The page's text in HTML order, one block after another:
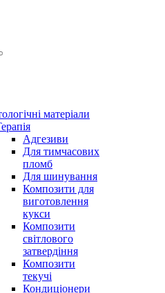
матеріали
Адгезиви
Для тимчасових
пломб
Для шинування
Композити для
виготовлення
кукси
Композити
світлового
затвердіння
Композити
текучі
Кондиціонери